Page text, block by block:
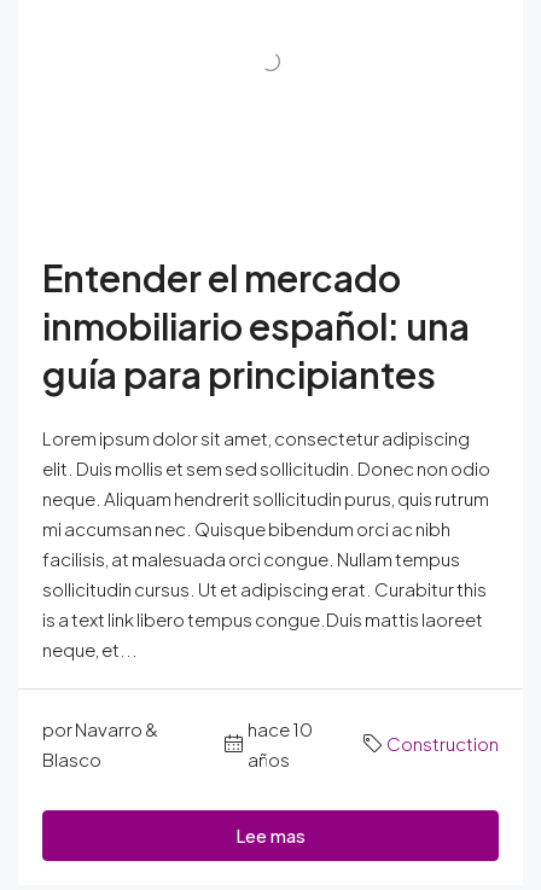
Entender el mercado
inmobiliario español: una
guía para principiantes
Lorem ipsum dolor sit amet, consectetur adipiscing
elit. Duis mollis et sem sed sollicitudin. Donec non odio
neque. Aliquam hendrerit sollicitudin purus, quis rutrum
mi accumsan nec. Quisque bibendum orci ac nibh
facilisis, at malesuada orci congue. Nullam tempus
sollicitudin cursus. Ut et adipiscing erat. Curabitur this
is a text link libero tempus congue.Duis mattis laoreet
neque, et...
por Navarro &
Blasco
hace 10
años
Construction
Lee mas